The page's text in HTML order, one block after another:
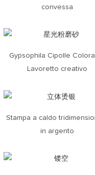
convessa
Gypsophila Cipolle
Lavoretto creativo
Stampa a caldo
in argento